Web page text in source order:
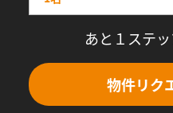
あと１ステ
物件リク